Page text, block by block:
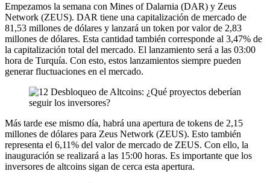
Empezamos la semana con Mines of Dalarnia (DAR) y Zeus
Network (ZEUS). DAR tiene una capitalización de mercado de
81,53 millones de dólares y lanzará un token por valor de 2,83
millones de dólares. Esta cantidad también corresponde al 3,47% de
la capitalización total del mercado. El lanzamiento será a las 03:00
hora de Turquía. Con esto, estos lanzamientos siempre pueden
generar fluctuaciones en el mercado.
Más tarde ese mismo día, habrá una apertura de tokens de 2,15
millones de dólares para Zeus Network (ZEUS). Esto también
representa el 6,11% del valor de mercado de ZEUS. Con ello, la
inauguración se realizará a las 15:00 horas. Es importante que los
inversores de altcoins sigan de cerca esta apertura.